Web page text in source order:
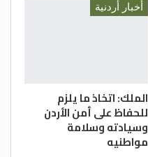
أخبار أردنية
الملك: اتخاذ ما يلزم
للحفاظ على أمن الأردن
وسيادته وسلامة
مواطنيه